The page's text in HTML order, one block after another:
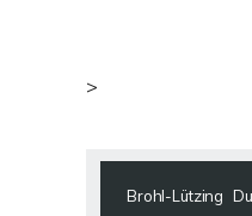
>
Brohl-Lützing